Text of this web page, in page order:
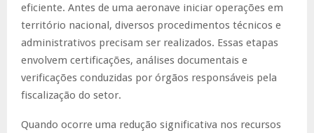
eficiente. Antes de uma aeronave iniciar operações em
território nacional, diversos procedimentos técnicos e
administrativos precisam ser realizados. Essas etapas
envolvem certificações, análises documentais e
verificações conduzidas por órgãos responsáveis pela
fiscalização do setor.
Quando ocorre uma redução significativa nos recursos